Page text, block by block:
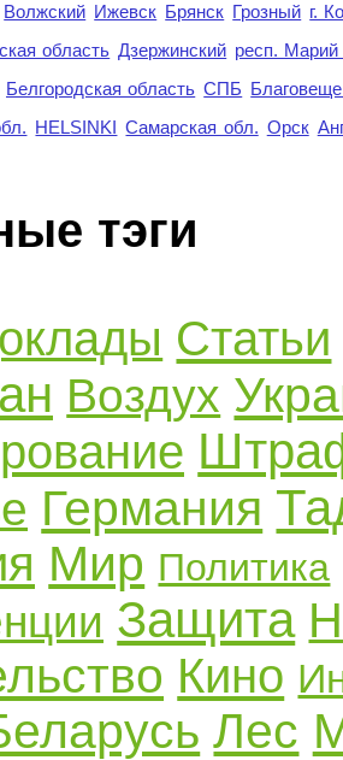
Волжский Ижевск Брянск Грозный г.
область Дзержинский респ.
Белгородская область СПБ
HELSINKI Самарская обл. Орск
тэги
Статьи
Воздух
Германия
Мир Политика
Защита
Кино
Лес